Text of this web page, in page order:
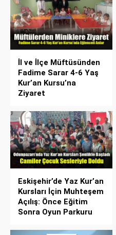
İl ve İlçe Müftüsünden
Fadime Sarar 4-6 Yaş
Kur’an Kursu’na
Ziyaret
Eskişehir’de Yaz Kur’an
Kursları İçin Muhteşem
Açılış: Önce Eğitim
Sonra Oyun Parkuru